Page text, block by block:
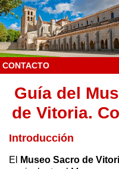
CONTACTO
Guía del
de Vitoria.
Introducción
El Museo Sacro de